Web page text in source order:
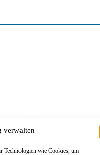
verwalten
Technologien wie Cookies, um